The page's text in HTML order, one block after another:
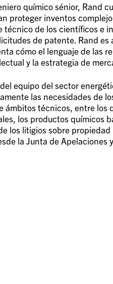
químico sénior, Rand
proteger inventos
técnico de los científicos e
de patente. Rand
cómo el lenguaje de las
y la estrategia de
equipo del sector
las necesidades de
ámbitos técnicos, entre los
los productos químicos
los litigios sobre
la Junta de Apelaciones